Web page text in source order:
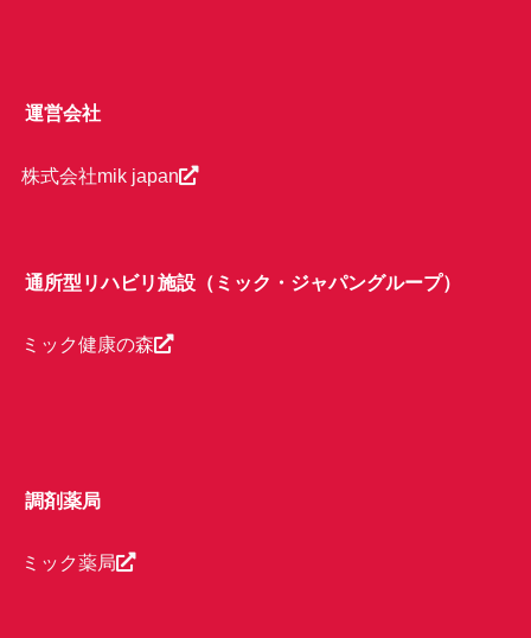
運営会社
株式会社mik japan
通所型リハビリ施設（ミック・ジャパングループ）
ミック健康の森
調剤薬局
ミック薬局